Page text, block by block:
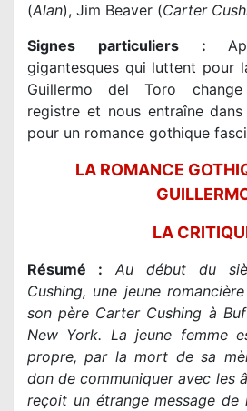
(Alan), Jim Beaver (Carter
Signes particuliers :
gigantesques qui luttent pour
Guillermo del Toro
registre et nous entraîne
pour un romance gothique
LA ROMANCE
LA
Résumé :
Au début du
Cushing, une jeune
son père Carter Cushing à
New York. La jeune femme
propre, par la mort de sa
don de communiquer avec les
reçoit un étrange message de